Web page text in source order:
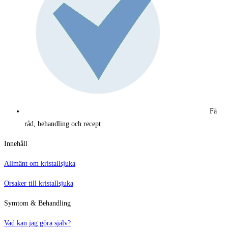
Få
råd, behandling och recept
Innehåll
Allmänt om kristallsjuka​​
Orsaker till kristallsjuka
Symtom & Behandling
Vad kan jag göra själv?